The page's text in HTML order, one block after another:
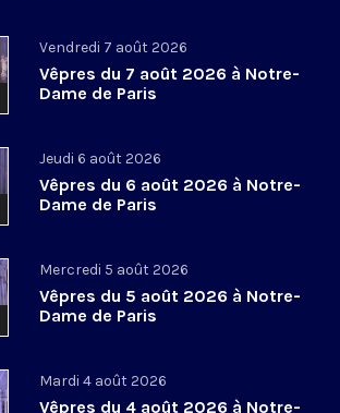
Vendredi 7 août 2026
Vêpres du 7 août 2026 à Notre-
Dame de Paris
Jeudi 6 août 2026
Vêpres du 6 août 2026 à Notre-
Dame de Paris
Mercredi 5 août 2026
Vêpres du 5 août 2026 à Notre-
Dame de Paris
Mardi 4 août 2026
Vêpres du 4 août 2026 à Notre-